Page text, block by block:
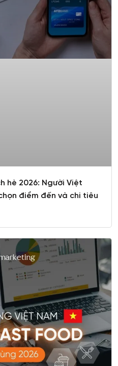
hè 2026: Người Việt
điểm đến và chi tiêu